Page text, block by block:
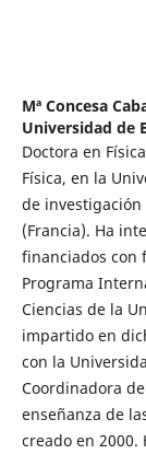
Mª Concesa
Universidad de
Doctora en
Física, en la
de investigación
(Francia). Ha
financiados con
Programa
Ciencias de la
impartido en
con la
Coordinadora
enseñanza de
creado en 2000.